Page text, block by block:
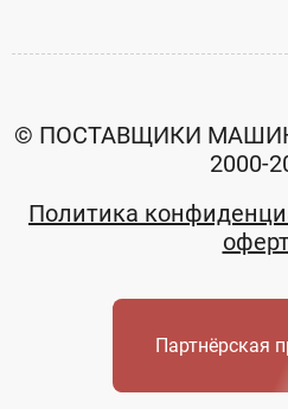
© ПОСТАВЩИКИ
2000-
Политика
Партнёрская